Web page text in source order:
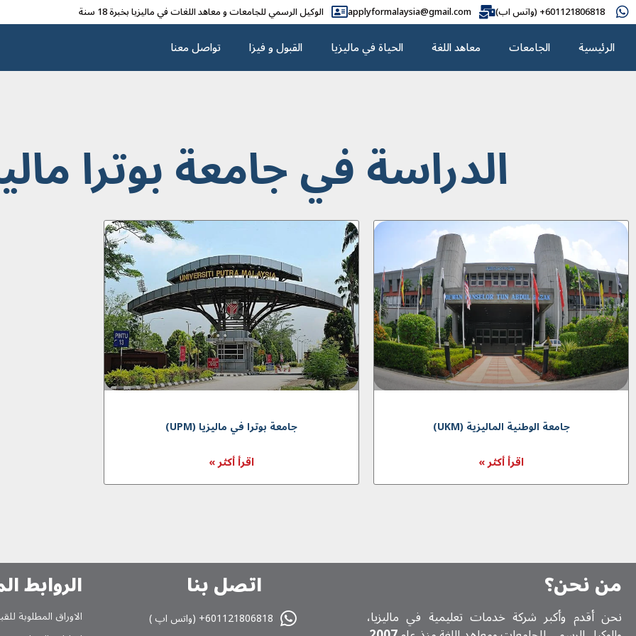
601121806818+ (واتس اب) applyformalaysia@gmail.com الوکیل الرسمي للجامعات و معاهد اللغات في مالیزیا بخبرة 18 سنة
الرئيسية الجامعات معاهد اللغة الحياة في ماليزيا القبول و فیزا تواصل معنا
الدراسة في جامعة بوترا
جامعة الوطنية الماليزية (UKM)
اقرأ أكثر »
جامعة بوترا في ماليزيا (UPM)
اقرأ أكثر »
من نحن؟
نحن أقدم وأكبر شركة خدمات تعلیمیة في ماليزيا،
اتصل بنا
601121806818+ (واتس اپ )
الروابط
الاوراق المطلوبة